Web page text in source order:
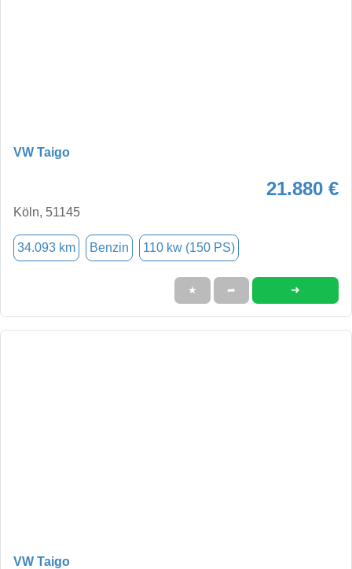
VW Taigo
21.880 €
Köln, 51145
34.093 km Benzin 110 kw (150 PS)
★ ➦ ➜
VW Taigo